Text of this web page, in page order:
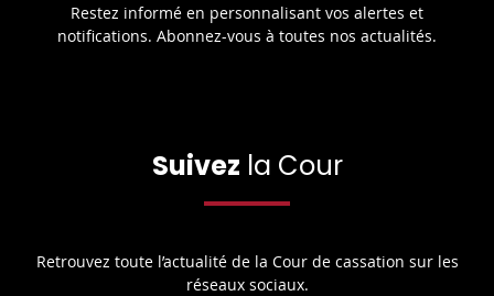
Restez informé en personnalisant vos alertes et
notifications. Abonnez-vous à toutes nos actualités.
Suivez la Cour
Retrouvez toute l’actualité de la Cour de cassation sur les
réseaux sociaux.